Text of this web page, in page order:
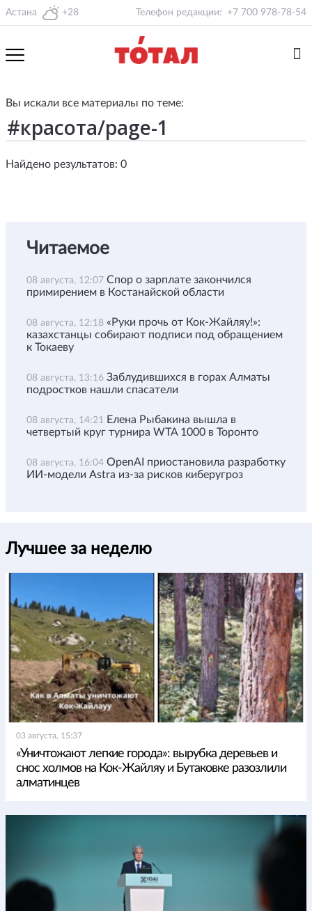
Астана +28 Телефон редакции: +7 700 978-78-54
Вы искали все материалы по теме:
Найдено результатов: 0
Читаемое
08 августа, 12:07 Спор о зарплате закончился
примирением в Костанайской области
08 августа, 12:18 «Руки прочь от Кок-Жайляу!»:
казахстанцы собирают подписи под обращением
к Токаеву
08 августа, 13:16 Заблудившихся в горах Алматы
подростков нашли спасатели
08 августа, 14:21 Елена Рыбакина вышла в
четвертый круг турнира WTA 1000 в Торонто
08 августа, 16:04 OpenAI приостановила разработку
ИИ-модели Astra из-за рисков киберугроз
Лучшее за неделю
03 августа, 15:37
«Уничтожают легкие города»: вырубка деревьев и
снос холмов на Кок-Жайляу и Бутаковке разозлили
алматинцев